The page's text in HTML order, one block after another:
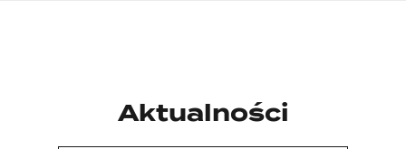
Aktualności